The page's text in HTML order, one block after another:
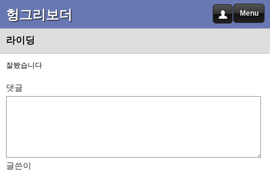
헝그리보더 Menu
라이딩
잘봤습니다
댓글
글쓴이